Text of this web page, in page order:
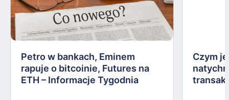
Petro w bankach, Eminem
rapuje o bitcoinie, Futures na
ETH – Informacje Tygodnia
Czym